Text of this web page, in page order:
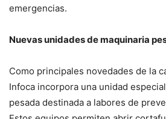
emergencias.
Nuevas unidades de maquinaria
Como principales novedades de la
Infoca incorpora una unidad
pesada destinada a labores de